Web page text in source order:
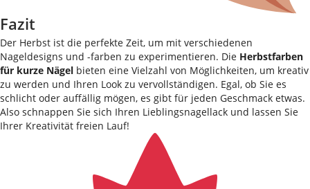
Fazit
Der Herbst ist die perfekte Zeit, um mit verschiedenen
Nageldesigns und -farben zu experimentieren. Die Herbstfarben
für kurze Nägel bieten eine Vielzahl von Möglichkeiten, um kreativ
zu werden und Ihren Look zu vervollständigen. Egal, ob Sie es
schlicht oder auffällig mögen, es gibt für jeden Geschmack etwas.
Also schnappen Sie sich Ihren Lieblingsnagellack und lassen Sie
Ihrer Kreativität freien Lauf!